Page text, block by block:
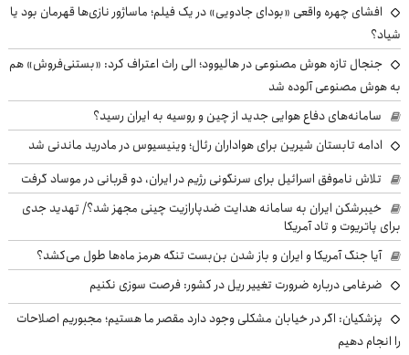
افشای چهره واقعی «بودای جادویی» در یک فیلم؛ ماساژور نازی‌ها قهرمان بود یا
شیاد؟
جنجال تازه هوش مصنوعی در هالیوود؛ الی راث اعتراف کرد: «بستنی‌فروش» هم
به هوش مصنوعی آلوده شد
سامانه‌های دفاع هوایی جدید از چین و روسیه به ایران رسید؟
ادامه تابستان شیرین برای هواداران رئال؛ وینیسیوس در مادرید ماندنی شد
تلاش ناموفق اسرائیل برای سرنگونی رژیم در ایران، دو قربانی در موساد گرفت
خیبرشکن ایران به سامانه هدایت ضدپارازیت چینی مجهز شد؟/ تهدید جدی
برای پاتریوت و تاد آمریکا
آیا جنگ آمریکا و ایران و باز شدن بن‌بست تنگه هرمز ماه‌ها طول می‌کشد؟
ضرغامی درباره ضرورت تغییر ریل در کشور: فرصت سوزی نکنیم
پزشکیان: اگر در خیابان مشکلی وجود دارد مقصر ما هستیم؛ مجبوریم اصلاحات
را انجام دهیم